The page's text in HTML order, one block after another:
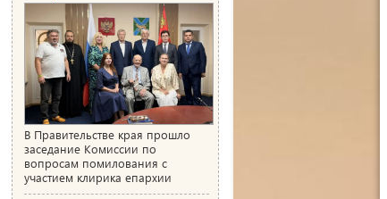
В Правительстве края прошло
заседание Комиссии по
вопросам помилования с
участием клирика епархии